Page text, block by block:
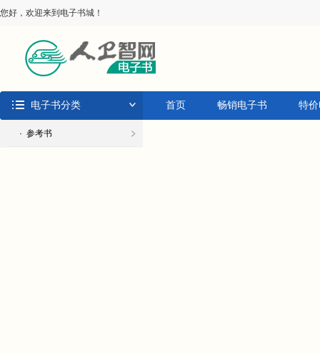
您好，欢迎来到电子书城！
电子书分类 首页 畅销电子书 特
· 参考书